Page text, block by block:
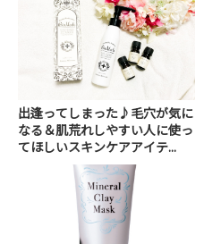
出逢ってしまった♪毛穴が気に
なる＆肌荒れしやすい人に使っ
てほしいスキンケアアイテ...